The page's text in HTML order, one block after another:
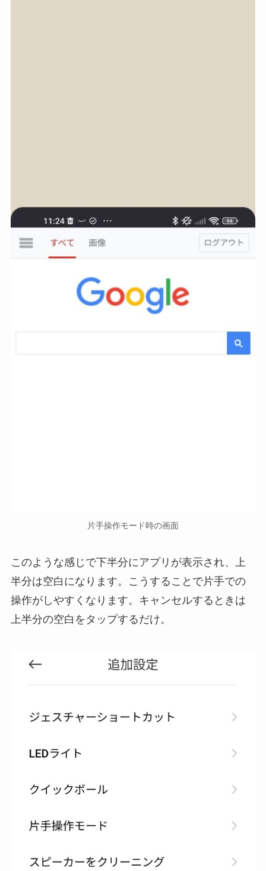
片手操作モード時の画面
このような感じで下半分にアプリが表示され、上
半分は空白になります。こうすることで片手での
操作がしやすくなります。キャンセルするときは
上半分の空白をタップするだけ。